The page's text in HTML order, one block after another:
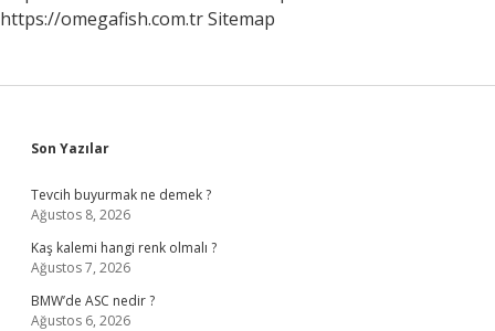
https://omegafish.com.trSitemap
Sidebar
Son Yazılar
Tevcih buyurmak ne demek ?
Ağustos 8, 2026
Kaş kalemi hangi renk olmalı ?
Ağustos 7, 2026
BMW’de ASC nedir ?
Ağustos 6, 2026